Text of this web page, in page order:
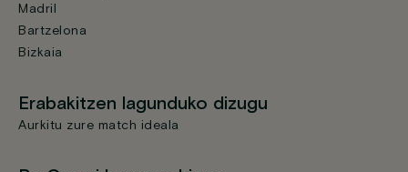
Madril
Bartzelona
Bizkaia
Erabakitzen lagunduko dizugu
Aurkitu zure match ideala